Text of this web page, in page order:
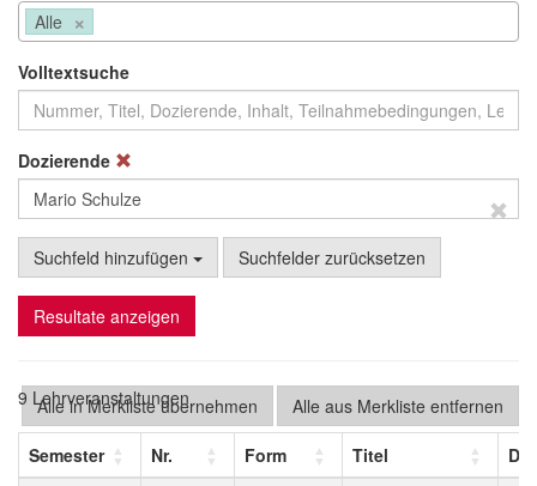
×
Alle
Volltextsuche
Dozierende
Suchfeld hinzufügen Suchfelder zurücksetzen
Resultate anzeigen
Alle aus Merkliste entfernen
Alle in Merkliste übernehmen
9 Lehrveranstaltungen
Semester Nr. Form Titel